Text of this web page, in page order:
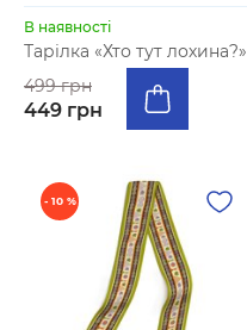
В наявності
Тарілка «Хто тут лохина?»
499 грн
449 грн
- 10 %